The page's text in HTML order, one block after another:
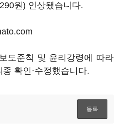
원) 인상됐습니다.
도준칙 및 윤리강령에 따라
확인·수정했습니다.